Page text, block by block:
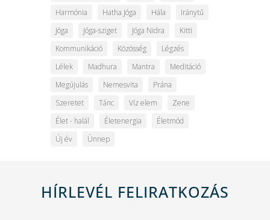
Harmónia
Hatha Jóga Hála
Iránytű
Jóga
Jóga-sziget Jóga Nidra
Kitti
Kommunikáció
Közösség
Légzés
Lélek
Madhura Mantra
Meditáció
Megújulás
Nemesvita
Prána
Szeretet
Tánc Víz elem
Zene
Élet - halál
Életenergia
Életmód
Új év
Ünnep
HÍRLEVÉL FELIRATKOZÁS